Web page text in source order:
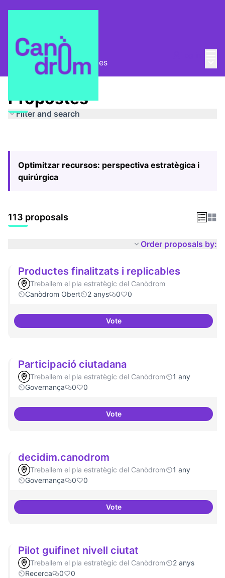
Pla Estratègic Propostes
Propostes
Filter and search
Optimitzar recursos: perspectiva estratègica i
quirúrgica
113 proposals
Order proposals by:
Productes finalitzats i replicables
Treballem el pla estratègic del Canòdrom
Canòdrom Obert
2 anys 0 0
VoteProductes finalitzats i
Participació ciutadana
Treballem el pla estratègic del Canòdrom
1 any
Governança
0 0
VoteParticipació ciutadana
decidim.canodrom
Treballem el pla estratègic del Canòdrom
1 any
Governança
0 0
Votedecidim.canodrom
Pilot guifinet nivell ciutat
Treballem el pla estratègic del Canòdrom
2 anys
Recerca
0 0